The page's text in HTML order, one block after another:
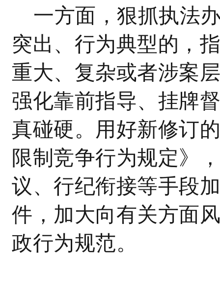
一方面，狠抓执法
突出、行为典型的，
重大、复杂或者涉案
强化靠前指导、挂牌
真碰硬。用好新修订
限制竞争行为规定》
议、行纪衔接等手段
件，加大向有关方面
政行为规范。